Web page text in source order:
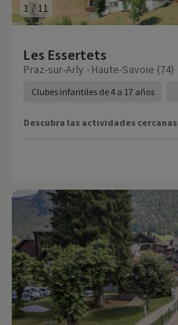
1/11
Les Essertets
Praz-sur-Arly - Haute-Savoie (74)
Clubes infantiles de 4 a 17 años
Descubra las actividades cercanas